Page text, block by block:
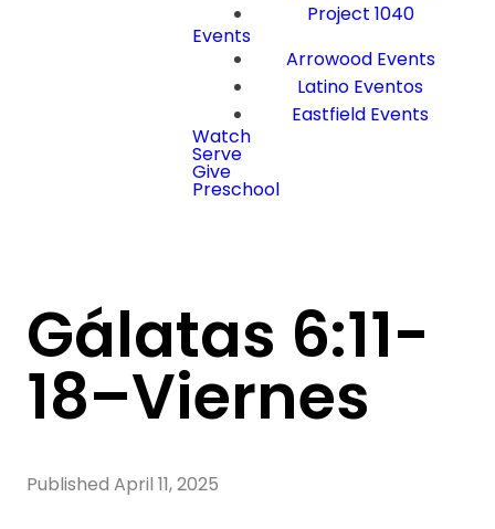
Project 1040
Events
Arrowood Events
Latino Eventos
Eastfield Events
Watch
Serve
Give
Preschool
Gálatas 6:11-
18–Viernes
Published April 11, 2025